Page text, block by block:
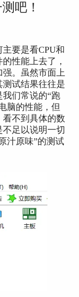
吧！
要是看CPU和
性能上去了，
。虽然市面上
试结果往往是
们常说的“跑
脑的性能，但
不到具体的数
足以说明一切
汁原味”的测试